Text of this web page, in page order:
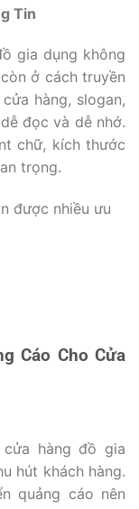
Tin
gia dụng không
ở cách truyền
hàng, slogan,
đọc và dễ nhớ.
chữ, kích thước
trọng.
được nhiều ưu
Cáo Cho Cửa
hàng đồ gia
hút khách hàng.
quảng cáo nên